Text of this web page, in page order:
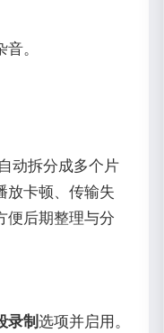
。
动拆分成多个片
放卡顿、传输失
便后期整理与分
录制 选项并启用。